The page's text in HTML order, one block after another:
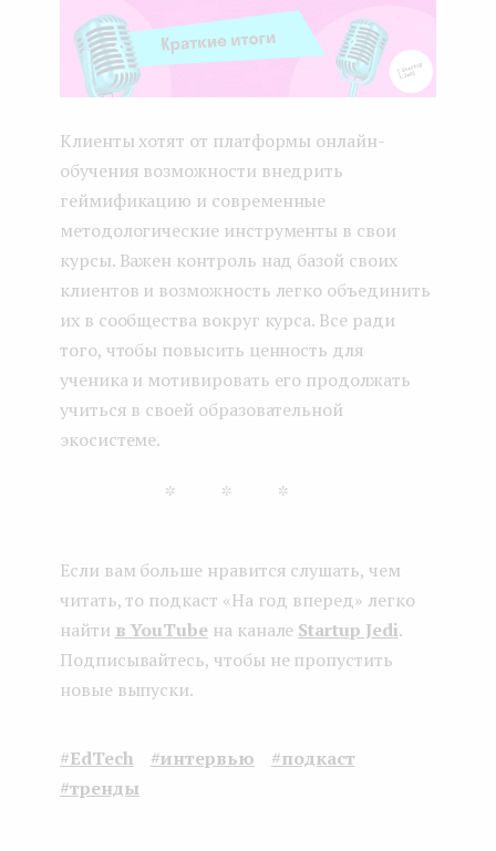
Клиенты хотят от платформы онлайн-
обучения возможности внедрить
геймификацию и современные
методологические инструменты в свои
курсы. Важен контроль над базой своих
клиентов и возможность легко объединить
их в сообщества вокруг курса. Все ради
того, чтобы повысить ценность для
ученика и мотивировать его продолжать
учиться в своей образовательной
экосистеме.
***
Если вам больше нравится слушать, чем
читать, то подкаст «На год вперед» легко
найти в YouTube на канале Startup Jedi.
Подписывайтесь, чтобы не пропустить
новые выпуски.
#EdTech #интервью
#подкаст
#тренды